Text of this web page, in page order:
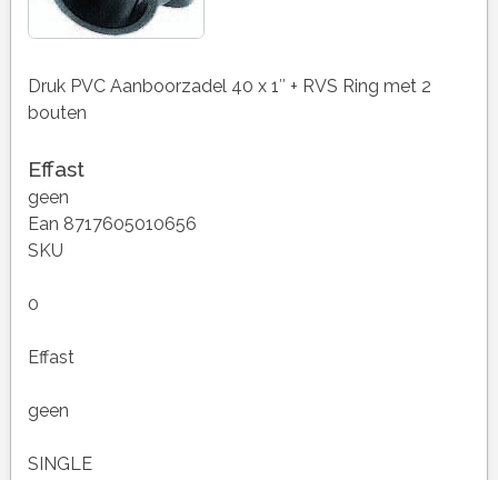
Druk PVC Aanboorzadel 40 x 1″ + RVS Ring met 2
bouten
Effast
geen
Ean 8717605010656
SKU
0
Effast
geen
SINGLE